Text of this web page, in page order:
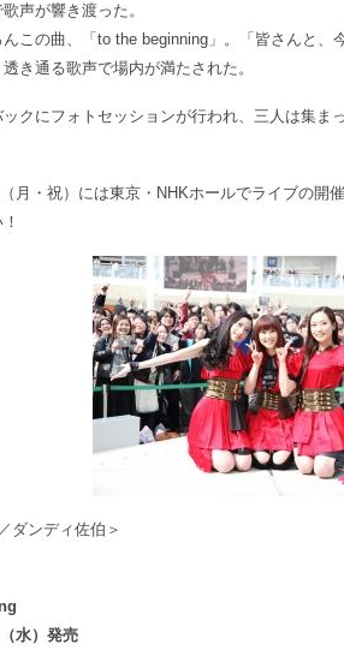
声が響き渡った。
この曲、「to the beginning」。「皆さんと、
き通る歌声で場内が満たされた。
クにフォトセッションが行われ、三人は集ま
月・祝）には東京・NHKホールでライブの開
ダンディ佐伯＞
水）発売